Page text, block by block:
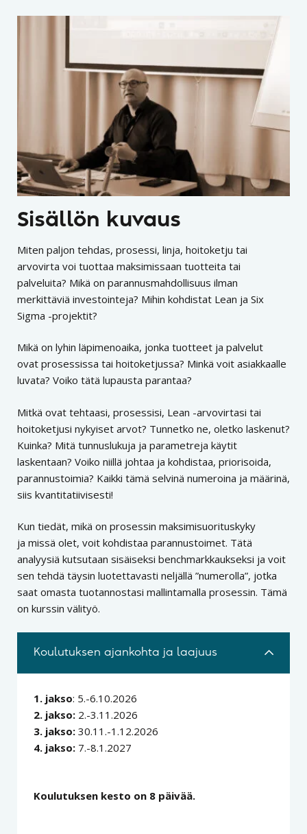
Sisällön kuvaus
Miten paljon tehdas, prosessi, linja, hoitoketju tai
arvovirta voi tuottaa maksimissaan tuotteita tai
palveluita? Mikä on parannusmahdollisuus ilman
merkittäviä investointeja? Mihin kohdistat Lean ja Six
Sigma -projektit?
Mikä on lyhin läpimenoaika, jonka tuotteet ja palvelut
ovat prosessissa tai hoitoketjussa? Minkä voit asiakkaalle
luvata? Voiko tätä lupausta parantaa?
Mitkä ovat tehtaasi, prosessisi, Lean -arvovirtasi tai
hoitoketjusi nykyiset arvot? Tunnetko ne, oletko laskenut?
Kuinka? Mitä tunnuslukuja ja parametreja käytit
laskentaan? Voiko niillä johtaa ja kohdistaa, priorisoida,
parannustoimia? Kaikki tämä selvinä numeroina ja määrinä,
siis kvantitatiivisesti!
Kun tiedät, mikä on prosessin maksimisuorituskyky
ja missä olet, voit kohdistaa parannustoimet. Tätä
analyysiä kutsutaan sisäiseksi benchmarkkaukseksi ja voit
sen tehdä täysin luotettavasti neljällä ”numerolla”, jotka
saat omasta tuotannostasi mallintamalla prosessin. Tämä
on kurssin välityö.
Koulutuksen ajankohta ja laajuus
1. jakso: 5.-6.10.2026
2. jakso: 2.-3.11.2026
3. jakso: 30.11.-1.12.2026
4. jakso: 7.-8.1.2027
Koulutuksen kesto on 8 päivää.